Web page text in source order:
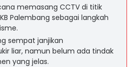
memasang CCTV di titik
Palembang sebagai langkah
sempat janjikan
liar, namun belum ada tindak
yang jelas.